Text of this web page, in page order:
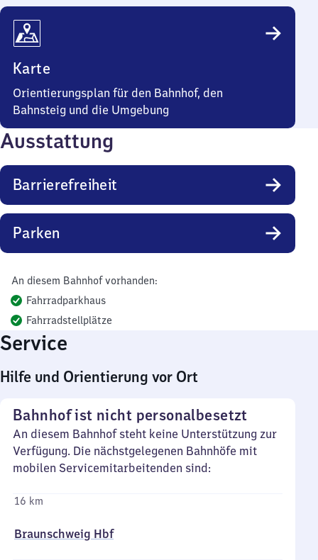
Karte
Orientierungsplan für den Bahnhof, den
Bahnsteig und die Umgebung
Ausstattung
Barrierefreiheit
Parken
An diesem Bahnhof vorhanden:
Fahrradparkhaus
Fahrradstellplätze
Service
Hilfe und Orientierung vor Ort
Bahnhof ist nicht personalbesetzt
An diesem Bahnhof steht keine Unterstützung zur
Verfügung. Die nächstgelegenen Bahnhöfe mit
mobilen Servicemitarbeitenden sind:
16 km
Braunschweig Hbf